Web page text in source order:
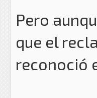
Pero
que el
reconoció